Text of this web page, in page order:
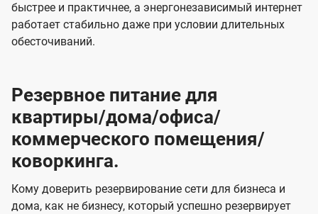
быстрее и практичнее, а энергонезависимый интернет
работает стабильно даже при условии длительных
обесточиваний.
Резервное питание для
квартиры/дома/офиса/
коммерческого помещения/
коворкинга.
Кому доверить резервирование сети для бизнеса и
дома, как не бизнесу, который успешно резервирует